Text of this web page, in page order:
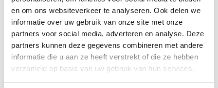
en om ons websiteverkeer te analyseren. Ook delen we
informatie over uw gebruik van onze site met onze
partners voor social media, adverteren en analyse. Deze
partners kunnen deze gegevens combineren met andere
informatie die u aan ze heeft verstrekt of die ze hebben
verzameld op basis van uw gebruik van hun services.